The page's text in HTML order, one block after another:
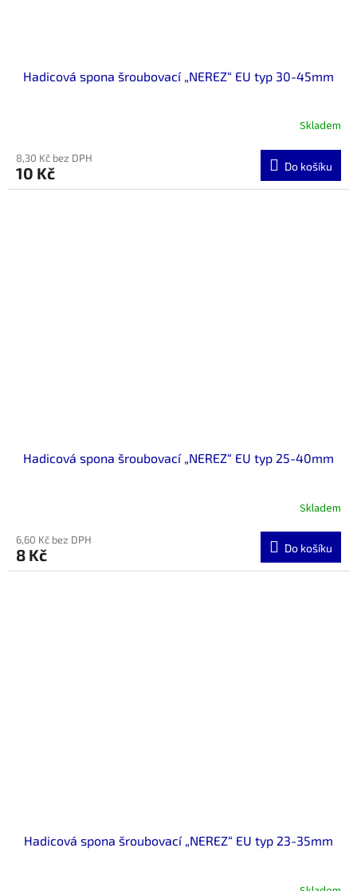
Hadicová spona šroubovací „NEREZ“ EU typ 30-45mm
Skladem
8,30 Kč bez DPH
10 Kč Do košíku
Hadicová spona šroubovací „NEREZ“ EU typ 25-40mm
Skladem
6,60 Kč bez DPH
8 Kč Do košíku
Hadicová spona šroubovací „NEREZ“ EU typ 23-35mm